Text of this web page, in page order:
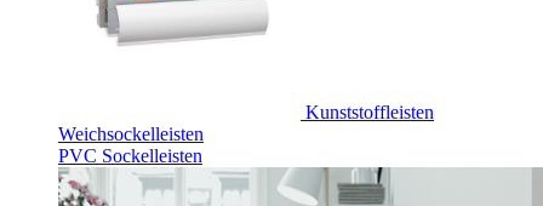
Kunststoffleisten
Weichsockelleisten
PVC Sockelleisten